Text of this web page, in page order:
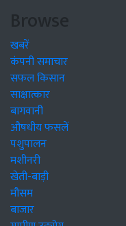
Browse
खबरें
कंपनी समाचार
सफल किसान
साक्षात्कार
बागवानी
औषधीय फसलें
पशुपालन
मशीनरी
खेती-बाड़ी
मौसम
बाजार